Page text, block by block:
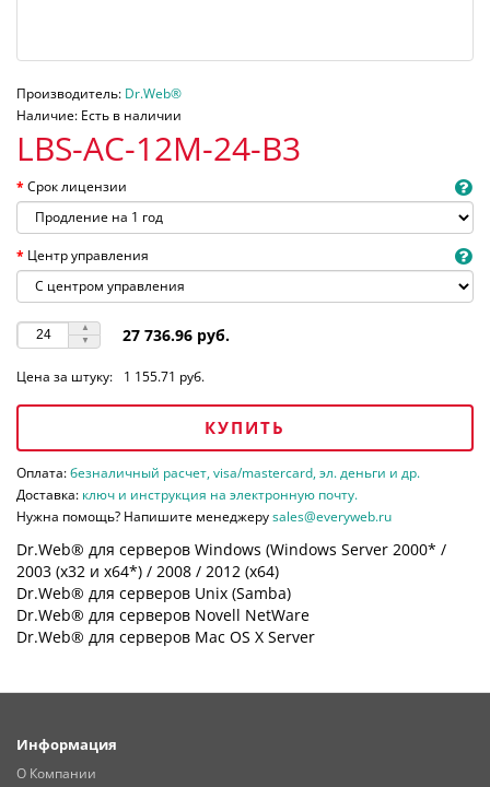
Производитель: Dr.Web®
Наличие: Есть в наличии
LBS-AC-12M-24-B3
Срок лицензии
Центр управления
27 736.96 руб.
Цена за штуку: 1 155.71 руб.
КУПИТЬ
Оплата:безналичный расчет, visa/mastercard, эл. деньги и др.
Доставка: ключ и инструкция на электронную почту.
Нужна помощь? Напишите менеджеруsales@everyweb.ru
Dr.Web® для серверов Windows (Windows Server 2000* /
2003 (х32 и х64*) / 2008 / 2012 (х64)
Dr.Web® для серверов Unix (Samba)
Dr.Web® для серверов Novell NetWare
Dr.Web® для серверов Mac OS X Server
Информация
О Компании